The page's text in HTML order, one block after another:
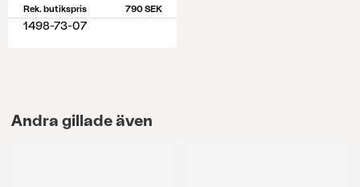
Rek. butikspris 790 SEK
1498-73-07
Andra gillade även